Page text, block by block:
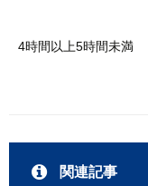
4時間以上5時間未満
関連記事